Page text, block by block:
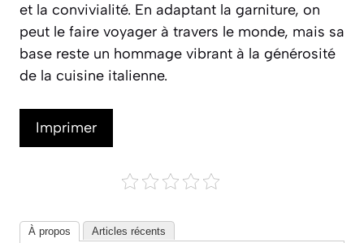
et la convivialité. En adaptant la garniture, on
peut le faire voyager à travers le monde, mais sa
base reste un hommage vibrant à la générosité
de la cuisine italienne.
Imprimer
À propos Articles récents